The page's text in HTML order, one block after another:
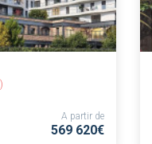
A partir de
569 620€